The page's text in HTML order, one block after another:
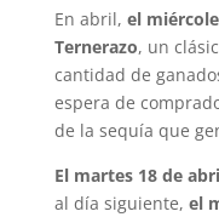
En abril, el
Ternerazo, un
cantidad de
espera de
de la sequía que
El martes 18 de
al día siguiente, el